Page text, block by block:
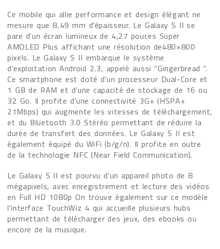
Ce mobile qui allie performance et design élégant ne
mesure que 8,49 mm d'épaisseur. Le Galaxy S II se
pare d'un écran lumineux de 4,27 pouces Super
AMOLED Plus affichant une résolution de480×800
pixels. Le Galaxy S II embarque le système
d'exploitation Android 2.3, appelé aussi "Gingerbread ".
Ce smartphone est doté d'un processeur Dual-Core et
1 GB de RAM et d'une capacité de stockage de 16 ou
32 Go. Il profite d'une connectivité 3G+ (HSPA+
21Mbps) qui augmente les vitesses de téléchargement,
et du Bluetooth 3.0 Stéréo permettant de réduire la
durée de transfert des données. Le Galaxy S II est
également équipé du WiFi (b/g/n). Il profite en outre
de la technologie NFC (Near Field Communication).
Le Galaxy S II est pourvu d'un appareil photo de 8
mégapixels, avec enregistrement et lecture des vidéos
en Full HD 1080p On trouve également sur ce modèle
l'interface TouchWiz 4 qui accueille plusieurs hubs
permettant de télécharger des jeux, des ebooks ou
encore de la musique.